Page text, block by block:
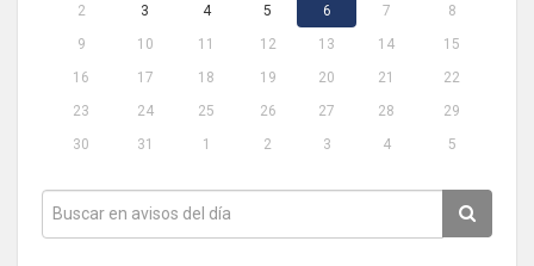
2
3 4 5 6 7
8
9
10 11 12 13 14
15
16
17 18 19 20 21
22
23
24 25 26 27 28
29
30
31 1 2 3 4 5